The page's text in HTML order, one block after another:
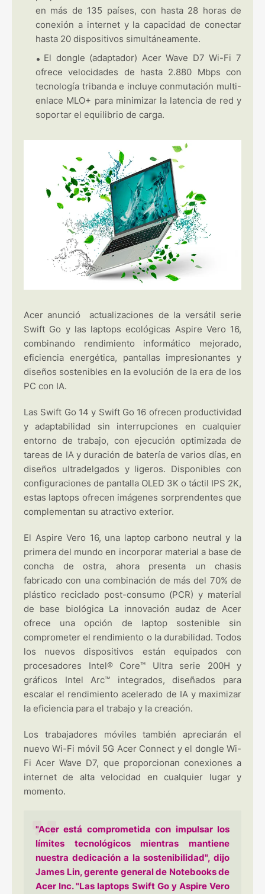
en más de 135 países, con hasta 28 horas de
conexión a internet y la capacidad de conectar
hasta 20 dispositivos simultáneamente.
El dongle (adaptador) Acer Wave D7 Wi-Fi 7
ofrece velocidades de hasta 2.880 Mbps con
tecnología tribanda e incluye conmutación multi-
enlace MLO+ para minimizar la latencia de red y
soportar el equilibrio de carga.
Acer anunció actualizaciones de la versátil serie
Swift Go y las laptops ecológicas Aspire Vero 16,
combinando rendimiento informático mejorado,
eficiencia energética, pantallas impresionantes y
diseños sostenibles en la evolución de la era de los
PC con IA.
Las Swift Go 14 y Swift Go 16 ofrecen productividad
y adaptabilidad sin interrupciones en cualquier
entorno de trabajo, con ejecución optimizada de
tareas de IA y duración de batería de varios días, en
diseños ultradelgados y ligeros. Disponibles con
configuraciones de pantalla OLED 3K o táctil IPS 2K,
estas laptops ofrecen imágenes sorprendentes que
complementan su atractivo exterior.
El Aspire Vero 16, una laptop carbono neutral y la
primera del mundo en incorporar material a base de
concha de ostra, ahora presenta un chasis
fabricado con una combinación de más del 70% de
plástico reciclado post-consumo (PCR) y material
de base biológica La innovación audaz de Acer
ofrece una opción de laptop sostenible sin
comprometer el rendimiento o la durabilidad. Todos
los nuevos dispositivos están equipados con
procesadores Intel® Core™ Ultra serie 200H y
gráficos Intel Arc™ integrados, diseñados para
escalar el rendimiento acelerado de IA y maximizar
la eficiencia para el trabajo y la creación.
Los trabajadores móviles también apreciarán el
nuevo Wi-Fi móvil 5G Acer Connect y el dongle Wi-
Fi Acer Wave D7, que proporcionan conexiones a
internet de alta velocidad en cualquier lugar y
momento.
"Acer está comprometida con impulsar los
límites tecnológicos mientras mantiene
nuestra dedicación a la sostenibilidad", dijo
James Lin, gerente general de Notebooks de
Acer Inc. "Las laptops Swift Go y Aspire Vero